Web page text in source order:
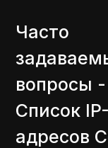
Часто
вопросы -
Список IP-
адресов